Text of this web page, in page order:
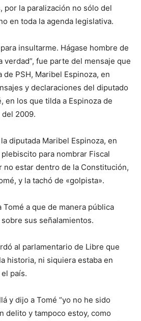
por la paralización no sólo del
en toda la agenda legislativa.
insultarme. Hágase hombre de
verdad”, fue parte del mensaje que
PSH, Maribel Espinoza, en
y declaraciones del diputado
en los que tilda a Espinoza de
2009.
diputada Maribel Espinoza, en
para nombrar Fiscal
no estar dentro de la Constitución,
y la tachó de «golpista».
Tomé a que de manera pública
sus señalamientos.
al parlamentario de Libre que
historia, ni siquiera estaba en
país.
y dijo a Tomé “yo no he sido
delito y tampoco estoy, como